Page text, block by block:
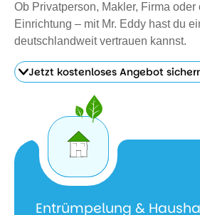
Ob Privatperson, Makler, Firma oder
Einrichtung – mit Mr. Eddy hast du
deutschlandweit vertrauen kannst.
Jetzt kostenloses Angebot
Entrümpelung &